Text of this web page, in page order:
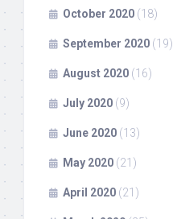
October 2020 (18)
September 2020 (19)
August 2020 (16)
July 2020 (9)
June 2020 (13)
May 2020 (21)
April 2020 (21)